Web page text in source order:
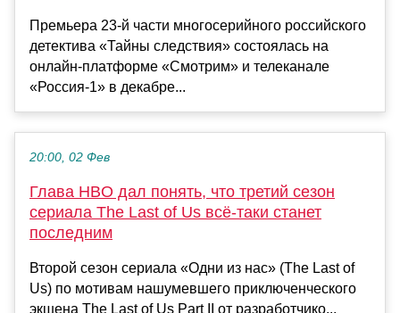
Премьера 23-й части многосерийного российского
детектива «Тайны следствия» состоялась на
онлайн-платформе «Смотрим» и телеканале
«Россия-1» в декабре...
20:00, 02 Фев
Глава HBO дал понять, что третий сезон
сериала The Last of Us всё-таки станет
последним
Второй сезон сериала «Одни из нас» (The Last of
Us) по мотивам нашумевшего приключенческого
экшена The Last of Us Part II от разработчико...